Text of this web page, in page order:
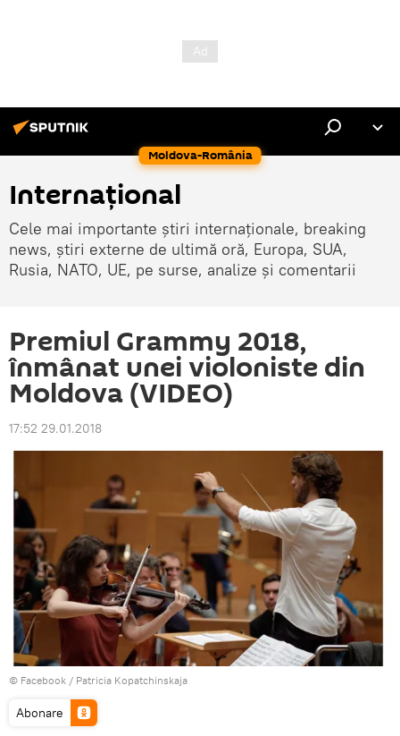
Moldova-România
Internaţional
Cele mai importante știri internaționale, breaking
news, știri externe de ultimă oră, Europa, SUA,
Rusia, NATO, UE, pe surse, analize și comentarii
Premiul Grammy 2018,
înmânat unei violoniste din
Moldova (VIDEO)
17:52 29.01.2018
© Facebook / Patricia Kopatchinskaja
Abonare